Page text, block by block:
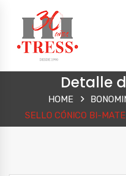
Detalle
HOME
SELLO CÓNICO BI-